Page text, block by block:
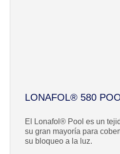
LONAFOL® 580
El Lonafol® Pool es un
su gran mayoría para
su bloqueo a la luz.